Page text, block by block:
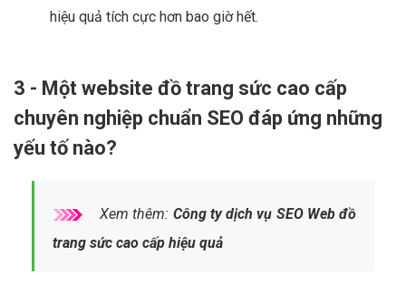
hiệu quả tích cực hơn bao giờ hết.
3 - Một website đồ trang sức cao cấp
chuyên nghiệp chuẩn SEO đáp ứng những
yếu tố nào?
Xem thêm: Công ty dịch vụ SEO Web đồ
trang sức cao cấp hiệu quả